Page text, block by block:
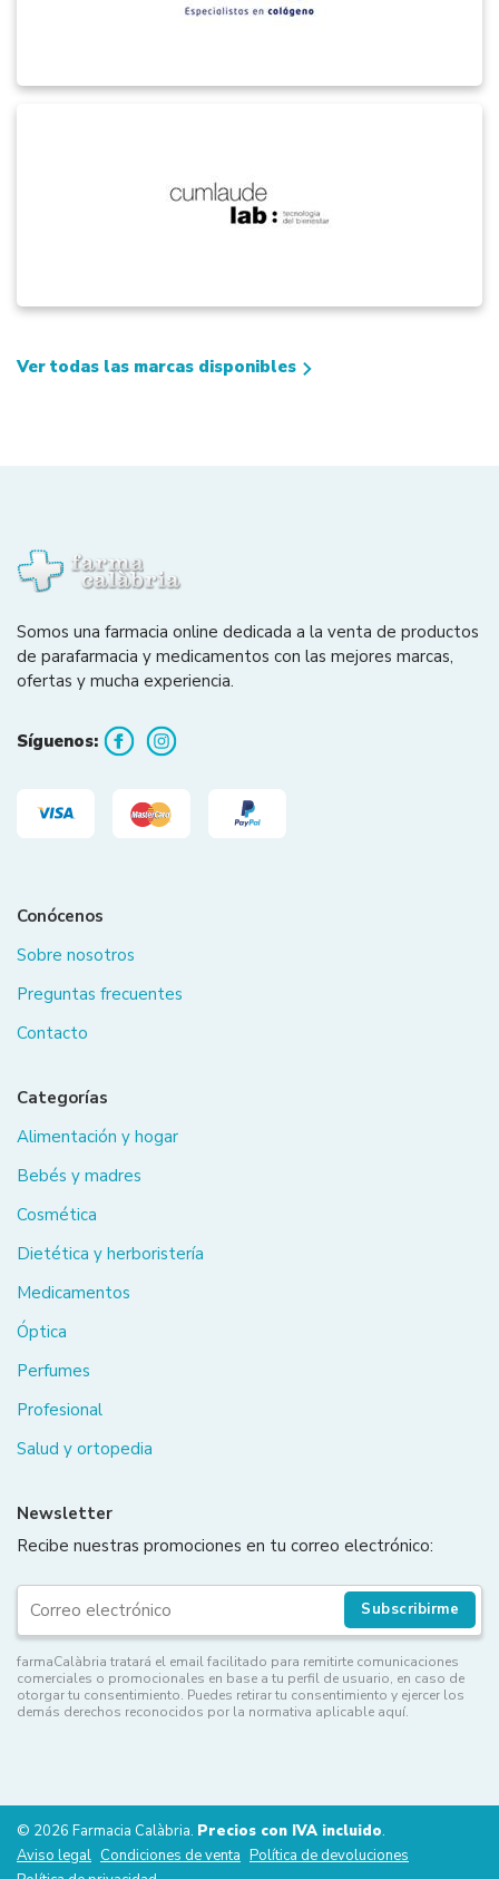
Ver todas las marcas disponibles
Somos una farmacia online dedicada a la venta de productos
de parafarmacia y medicamentos con las mejores marcas,
ofertas y mucha experiencia.
Síguenos:
Conócenos
Sobre nosotros
Preguntas frecuentes
Contacto
Categorías
Alimentación y hogar
Bebés y madres
Cosmética
Dietética y herboristería
Medicamentos
Óptica
Perfumes
Profesional
Salud y ortopedia
Newsletter
Recibe nuestras promociones en tu correo electrónico:
Subscribirme
farmaCalàbria tratará el email facilitado para remitirte comunicaciones
comerciales o promocionales en base a tu perfil de usuario, en caso de
otorgar tu consentimiento. Puedes retirar tu consentimiento y ejercer los
demás derechos reconocidos por la normativa aplicable aquí.
© 2026 Farmacia Calàbria. Precios con IVA incluido.
Aviso legal Condiciones de venta Política de devoluciones